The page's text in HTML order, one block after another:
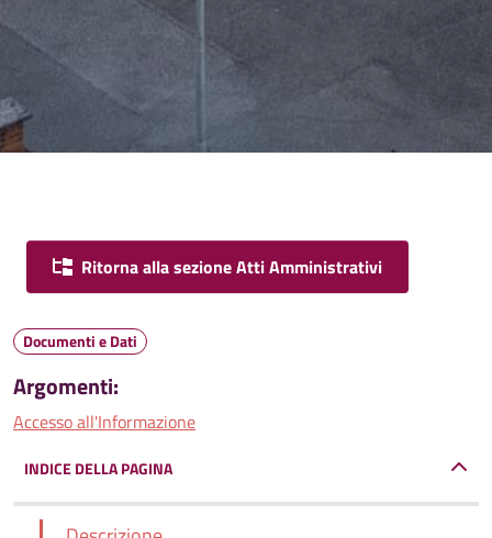
Ritorna alla sezione Atti Amministrativi
Documenti e Dati
Argomenti:
Accesso all'Informazione
INDICE DELLA PAGINA